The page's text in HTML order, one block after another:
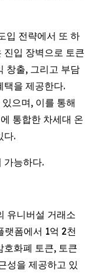
입 전략에서 또 하
진입 장벽으로 토큰
창출, 그리고 부담
택을 제공한다.
으며, 이를 통해
통합한 차세대 온
다.
가능하다.
유니버설 거래소
폼에서 1억 2천
호화폐 토큰, 토큰
성을 제공하고 있